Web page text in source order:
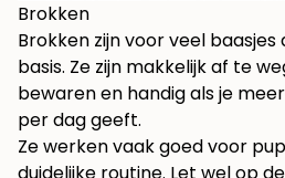
Brokken
Brokken zijn voor veel
basis. Ze zijn makkelijk af te
bewaren en handig als je
per dag geeft.
Ze werken vaak goed voor